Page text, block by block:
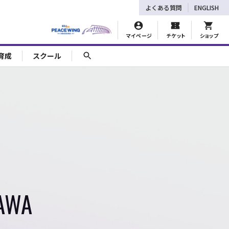
マイページ チケット ショップ
よくある質問 ENGLISH
成 スクール